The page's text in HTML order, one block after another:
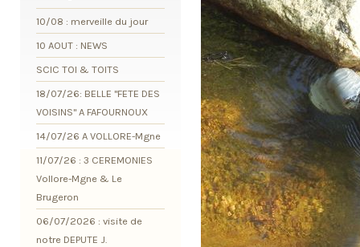
10/08 : merveille du jour
10 AOUT : NEWS
SCIC TOI & TOITS
18/07/26: BELLE "FETE DES
VOISINS" A FAFOURNOUX
14/07/26 A VOLLORE-Mgne
11/07/26 : 3 CEREMONIES
Vollore-Mgne & Le
Brugeron
06/07/2026 : visite de
notre DEPUTE J.